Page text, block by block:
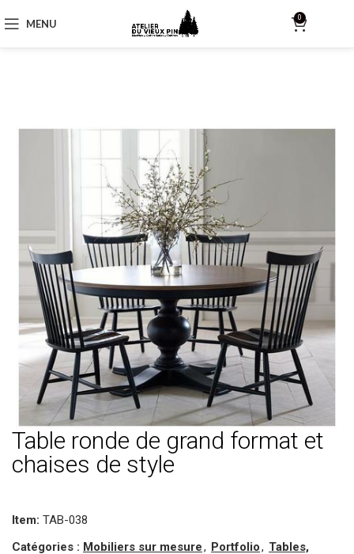
MENU 0
Table ronde de grand format et
chaises de style
Item: TAB-038
Catégories : Mobiliers sur mesure, Portfolio, Tables,